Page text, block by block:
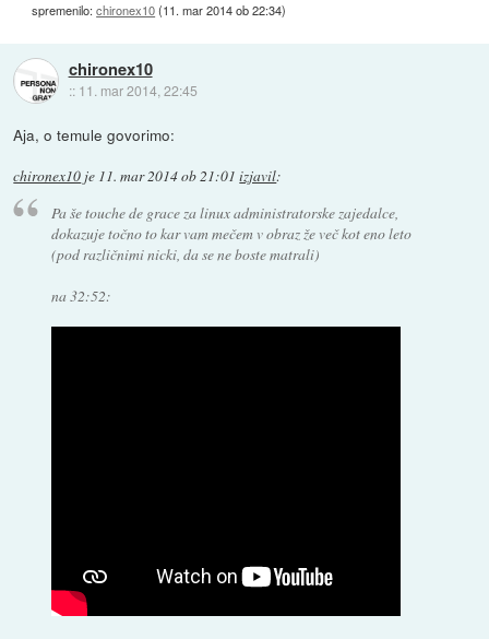
spremenilo:chironex10(11. mar 2014 ob 22:34)
chironex10
:: 11. mar 2014, 22:45
Aja, o temule govorimo:
chironex10 je 11. mar 2014 ob 21:01 izjavil:
Pa še touche de grace za linux administratorske zajedalce,
dokazuje točno to kar vam mečem v obraz že več kot eno leto
(pod različnimi nicki, da se ne boste matrali)
na 32:52: